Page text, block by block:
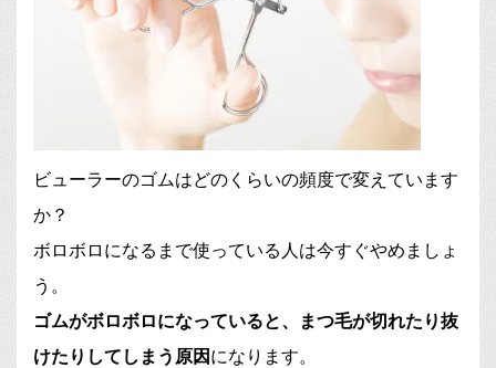
ビューラーのゴムはどのくらいの頻度で変えています
か？
ボロボロになるまで使っている人は今すぐやめましょ
う。
ゴムがボロボロになっていると、まつ毛が切れたり抜
けたりしてしまう原因 になります。